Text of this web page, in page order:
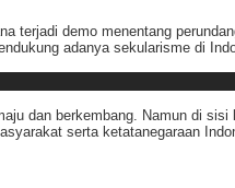
terjadi demo menentang
adanya sekularisme di
dan berkembang. Namun di
serta ketatanegaraan